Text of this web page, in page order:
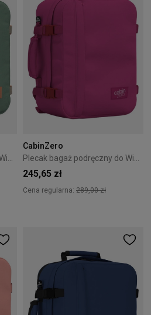
CabinZero
245,65 zł
Cena regularna: 289,00 zł